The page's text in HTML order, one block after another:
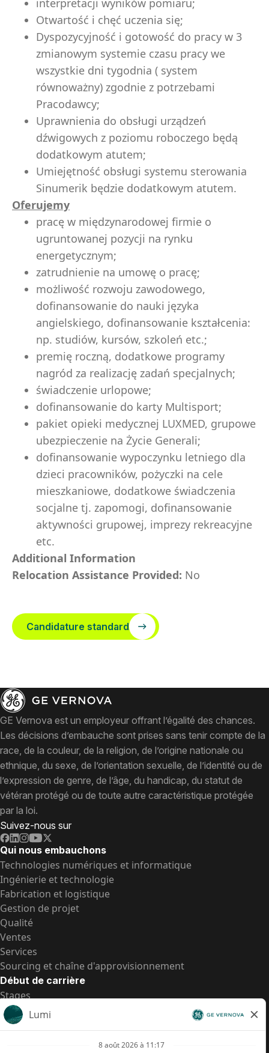
interpretacji wyników pomiaru;
Otwartość i chęć uczenia się;
Dyspozycyjność i gotowość do pracy w 3
zmianowym systemie czasu pracy we
wszystkie dni tygodnia ( system
równoważny) zgodnie z potrzebami
Pracodawcy;
Uprawnienia do obsługi urządzeń
dźwigowych z poziomu roboczego będą
dodatkowym atutem;
Umiejętność obsługi systemu sterowania
Sinumerik będzie dodatkowym atutem.
Oferujemy
pracę w międzynarodowej firmie o
ugruntowanej pozycji na rynku
energetycznym;
zatrudnienie na umowę o pracę;
możliwość rozwoju zawodowego,
dofinansowanie do nauki języka
angielskiego, dofinansowanie kształcenia:
np. studiów, kursów, szkoleń etc.;
premię roczną, dodatkowe programy
nagród za realizację zadań specjalnych;
świadczenie urlopowe;
dofinansowanie do karty Multisport;
pakiet opieki medycznej LUXMED, grupowe
ubezpieczenie na Życie Generali;
dofinansowanie wypoczynku letniego dla
dzieci pracowników, pożyczki na cele
mieszkaniowe, dodatkowe świadczenia
socjalne tj. zapomogi, dofinansowanie
aktywności grupowej, imprezy rekreacyjne
etc.
Additional Information
Relocation Assistance Provided: No
Candidature standard
GE Vernova est un employeur offrant l’égalité des chances.
Les décisions d’embauche sont prises sans tenir compte de la
race, de la couleur, de la religion, de l’origine nationale ou
ethnique, du sexe, de l’orientation sexuelle, de l’identité ou de
l’expression de genre, de l’âge, du handicap, du statut de
vétéran protégé ou de toute autre caractéristique protégée
par la loi.
Suivez-nous sur
Qui nous embauchons
Technologies numériques et informatique
Ingénierie et technologie
Fabrication et logistique
Gestion de projet
Qualité
Ventes
Services
Sourcing et chaîne d'approvisionnement
Début de carrière
Stages
Postes de d’entrée
Toutes les opportunités